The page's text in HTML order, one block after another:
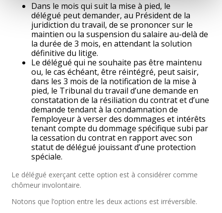
Dans le mois qui suit la mise à pied, le
délégué peut demander, au Président de la
juridiction du travail, de se prononcer sur le
maintien ou la suspension du salaire au-delà de
la durée de 3 mois, en attendant la solution
définitive du litige.
Le délégué qui ne souhaite pas être maintenu
ou, le cas échéant, être réintégré, peut saisir,
dans les 3 mois de la notification de la mise à
pied, le Tribunal du travail d’une demande en
constatation de la résiliation du contrat et d’une
demande tendant à la condamnation de
l’employeur à verser des dommages et intérêts
tenant compte du dommage spécifique subi par
la cessation du contrat en rapport avec son
statut de délégué jouissant d’une protection
spéciale.
Le délégué exerçant cette option est à considérer comme
chômeur involontaire.
Notons que l’option entre les deux actions est irréversible.